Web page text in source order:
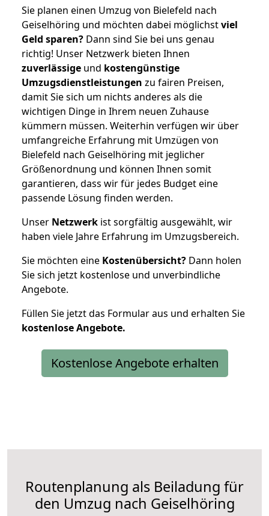
Sie planen einen Umzug von Bielefeld nach
Geiselhöring und möchten dabei möglichstviel
Geld sparen? Dann sind Sie bei uns genau
richtig! Unser Netzwerk bieten Ihnen
zuverlässige und kostengünstige
Umzugsdienstleistungen zu fairen Preisen,
damit Sie sich um nichts anderes als die
wichtigen Dinge in Ihrem neuen Zuhause
kümmern müssen. Weiterhin verfügen wir über
umfangreiche Erfahrung mit Umzügen von
Bielefeld nach Geiselhöring mit jeglicher
Größenordnung und können Ihnen somit
garantieren, dass wir für jedes Budget eine
passende Lösung finden werden.
Unser Netzwerk ist sorgfältig ausgewählt, wir
haben viele Jahre Erfahrung im Umzugsbereich.
Sie möchten eine Kostenübersicht? Dann holen
Sie sich jetzt kostenlose und unverbindliche
Angebote.
Füllen Sie jetzt das Formular aus und erhalten Sie
kostenloseAngebote.
Kostenlose Angebote erhalten
Routenplanung als Beiladung für
den Umzug nach Geiselhöring